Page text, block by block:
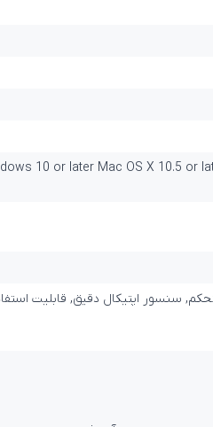
10 or later Mac OS X 10.5 or